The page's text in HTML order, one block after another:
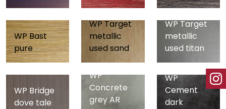
WP Bast
pure
WP Target
metallic
used sand
WP Target
metallic
used titan
WP Bridge
dove tale
WP
Concrete
grey AR
WP
Cement
dark